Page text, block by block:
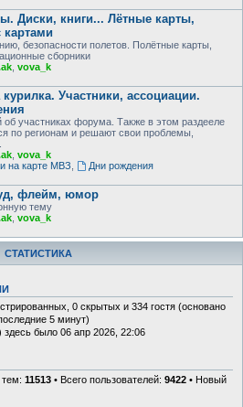
Диски, книги... Лётные карты,
картами
безопасности полетов. Полётные карты,
сборники
vova_k
Участники, ассоциации.
об участниках форума. Также в этом раздееле
по регионам и решают свои проблемы,
vova_k
на карте МВЗ
Дни рождения
флейм, юмор
тему
vova_k
СТАТИСТИКА
0 скрытых и 334 гостя (основано
5 минут)
здесь было 06 апр 2026, 22:06
тем: 11513 • Всего пользователей: 9422 • Новый